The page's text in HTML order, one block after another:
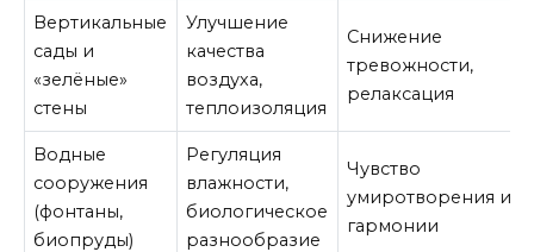
Вертикальные
сады и
«зелёные»
стены
Улучшение
качества
воздуха,
теплоизоляция
Снижение
тревожности,
релаксация
Водные
сооружения
(фонтаны,
биопруды)
Регуляция
влажности,
биологическое
разнообразие
Чувство
умиротворения и
гармонии